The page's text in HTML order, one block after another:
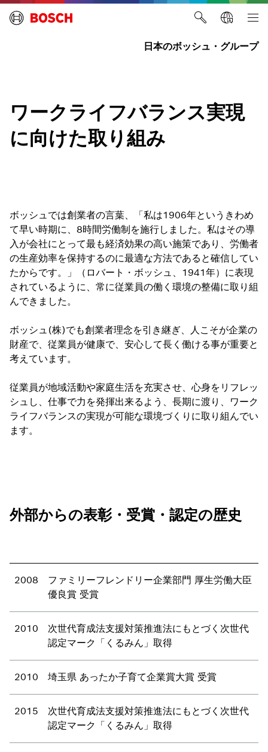
日本のボッシュ・グループ
ワークライフバランス実現
に向けた取り組み
ボッシュでは創業者の言葉、「私は1906年というきわめ
て早い時期に、8時間労働制を施行しました。私はその導
入が会社にとって最も経済効果の高い施策であり、労働者
の生産効率を保持するのに最適な方法であると確信してい
たからです。」（ロバート・ボッシュ、1941年）に表現
されているように、常に従業員の働く環境の整備に取り組
んできました。
ボッシュ(株)でも創業者理念を引き継ぎ、人こそが企業の
財産で、従業員が健康で、安心して長く働ける事が重要と
考えています。
従業員が地域活動や家庭生活を充実させ、心身をリフレッ
シュし、仕事で力を発揮出来るよう、長期に渡り、ワーク
ライフバランスの実現が可能な環境づくりに取り組んでい
ます。
外部からの表彰・受賞・認定の歴史
2008
ファミリーフレンドリー企業部門 厚生労働大臣
優良賞 受賞
2010
次世代育成法支援対策推進法にもとづく次世代
認定マーク「くるみん」取得
2010 埼玉県 あったか子育て企業賞大賞 受賞
2015
次世代育成法支援対策推進法にもとづく次世代
認定マーク「くるみん」取得